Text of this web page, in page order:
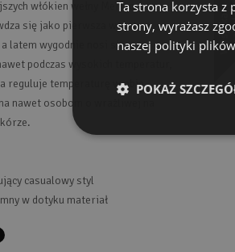
włókien wełny Merino.
się jako pierwsza warstwa
a latem wygodnie nosi się ją
podczas wysokich temperatur,
reguluje temperaturę w obie
nawet osobom o wrażliwej na
casualowy styl
w dotyku materiał
Ta strona korzysta z
strony, wyrażasz
naszej polityki
POKAŻ